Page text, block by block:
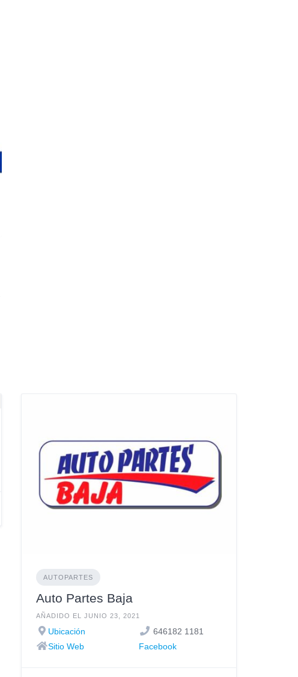
AUTOPARTES
Auto Partes Baja
AÑADIDO EL JUNIO 23, 2021
Ubicación
646182 1181
Sitio Web
Facebook